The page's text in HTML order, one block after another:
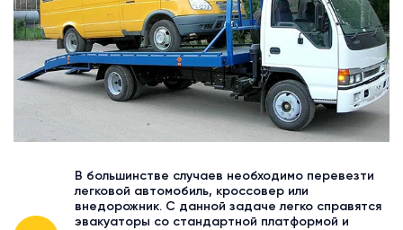
В большинстве случаев необходимо перевезти
легковой автомобиль, кроссовер или
внедорожник. С данной задаче легко справятся
эвакуаторы со стандартной платформой и